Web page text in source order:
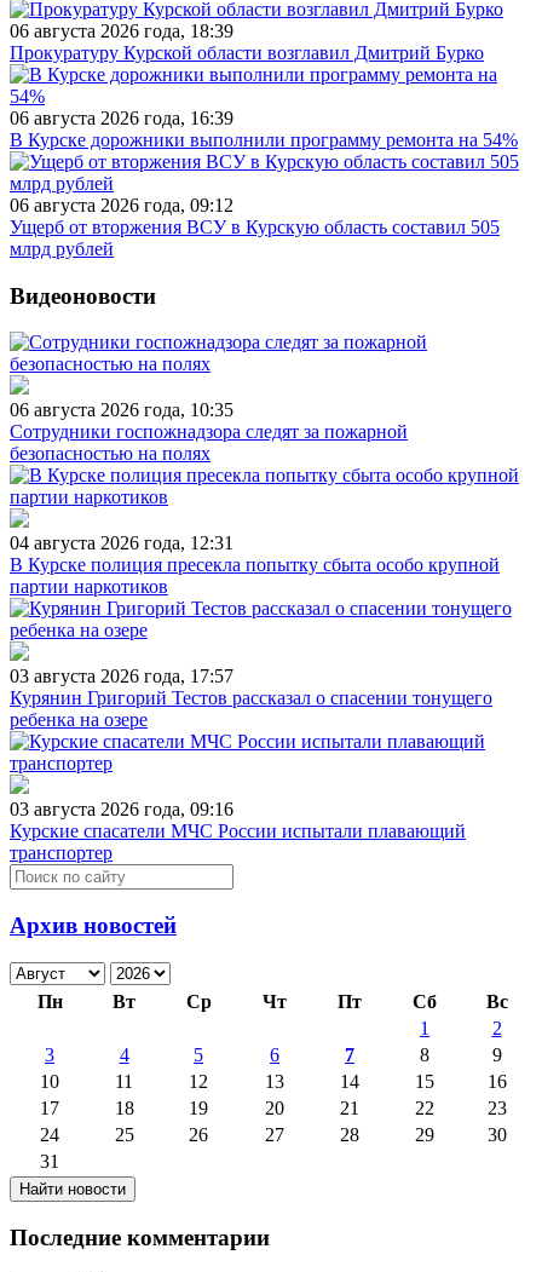
06 августа 2026 года, 18:39
Прокуратуру Курской области возглавил Дмитрий Бурко
06 августа 2026 года, 16:39
В Курске дорожники выполнили программу ремонта на 54%
06 августа 2026 года, 09:12
Ущерб от вторжения ВСУ в Курскую область составил 505
млрд рублей
Видеоновости
06 августа 2026 года, 10:35
Сотрудники госпожнадзора следят за пожарной
безопасностью на полях
04 августа 2026 года, 12:31
В Курске полиция пресекла попытку сбыта особо крупной
партии наркотиков
03 августа 2026 года, 17:57
Курянин Григорий Тестов рассказал о спасении тонущего
ребенка на озере
03 августа 2026 года, 09:16
Курские спасатели МЧС России испытали плавающий
транспортер
Архив новостей
Пн Вт Ср Чт Пт Сб
Вс
1
2
3
4 5 6 7 8
9
10
11 12 13 14 15
16
17
18 19 20 21 22
23
24
25 26 27 28 29
30
31
Последние комментарии